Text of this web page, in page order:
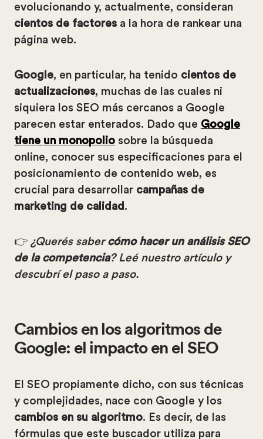
evolucionando y, actualmente, consideran
cientos de factores a la hora de rankear una
página web.
Google, en particular, ha tenido cientos de
actualizaciones, muchas de las cuales ni
siquiera los SEO más cercanos a Google
parecen estar enterados. Dado que Google
tiene un monopolio sobre la búsqueda
online, conocer sus especificaciones para el
posicionamiento de contenido web, es
crucial para desarrollar campañas de
marketing de calidad .
👉 ¿Querés saber cómo hacer un análisis SEO
de la competencia? Leé nuestro artículo y
descubrí el paso a paso.
Cambios en los algoritmos de
Google: el impacto en el SEO
El SEO propiamente dicho, con sus técnicas
y complejidades, nace con Google y los
cambios en su algoritmo. Es decir, de las
fórmulas que este buscador utiliza para